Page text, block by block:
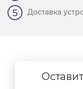
5 Доставка